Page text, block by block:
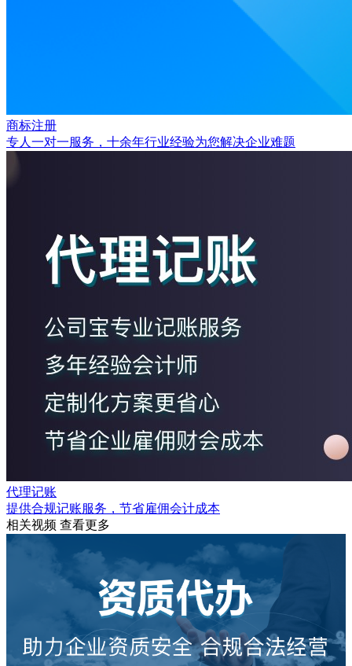
商标注册
专人一对一服务，十余年行业经验为您解决企业难题
代理记账
提供合规记账服务，节省雇佣会计成本
相关视频 查看更多